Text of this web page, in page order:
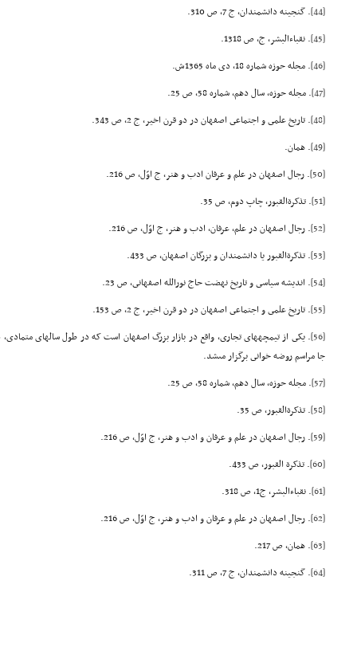
[44]
. گنجینه دانشمندان، ج 7، ص 310.
[45]
. نقباءالبشر، ج، ص 1318.
[46]
. مجله حوزه شماره 18، دى ماه 1365ش.
[47]
. مجله حوزه، سال دهم، شماره 58، ص 25.
[48]
. تاریخ علمى و اجتماعى اصفهان در دو قرن اخیر، ج 2، ص 343.
[49]
. همان.
[50]
. رجال اصفهان در علم و عرفان ادب و هنر، ج اوّل، ص 216.
[51]
. تذکرةالقبور، چاپ دوم، ص 35.
[52]
. رجال اصفهان در علم، عرفان، ادب و هنر، ج اوّل، ص 216.
[53]
. تذکرةالقبور یا دانشمندان و بزرگان اصفهان، ص 433.
[54]
. اندیشه سیاسى و تاریخ نهضت حاج نورالله اصفهانى، ص 23.
[55]
. تاریخ علمى و اجتماعى اصفهان در دو قرن اخیر، ج 2، ص 153.
[56]
. یکى از تیمچههاى تجارى، واقع در بازار بزرگ اصفهان است که در طول سالهاى متمادى،
جا مراسم روضه خوانى برگزار مىشد.
[57]
. مجله حوزه، سال دهم، شماره 58، ص 25.
[58]
. تذکرةالقبور، ص 35.
[59]
. رجال اصفهان در علم و عرفان و ادب و هنر، ج اوّل، ص 216.
[60]
. تذکرة القبور، ص 433.
[61]
. نقباءالبشر، ج1، ص 318.
[62]
. رجال اصفهان در علم و عرفان و ادب و هنر، ج اوّل، ص 216.
[63]
. همان، ص 217.
[64]
. گنجینه دانشمندان، ج 7، ص 311.